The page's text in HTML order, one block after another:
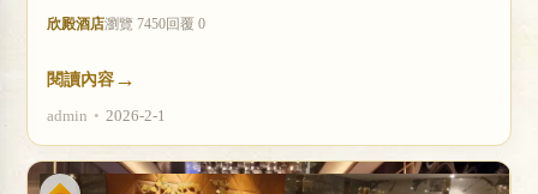
欣殿酒店瀏覽 7450回覆 0
閱讀內容 →
admin • 2026-2-1